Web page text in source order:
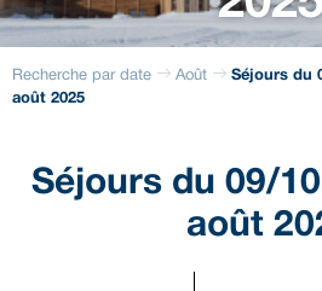
Recherche par date Août
Séjours du
août 2025
Séjours du 09/
août